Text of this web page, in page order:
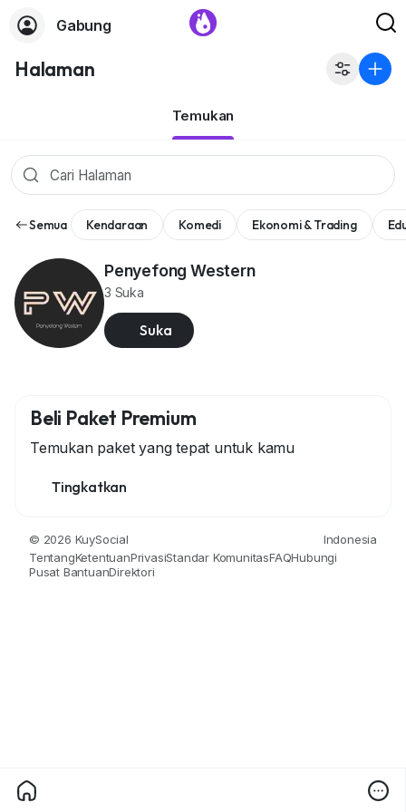
Gabung
Halaman
Temukan
Semua Kendaraan Komedi Ekonomi & Trading
Penyefong Western
3 Suka
Suka
Beli Paket Premium
Temukan paket yang tepat untuk kamu
Tingkatkan
© 2026 KuySocial
Indonesia
TentangKetentuanPrivasiStandar KomunitasFAQHubungi
Pusat BantuanDirektori